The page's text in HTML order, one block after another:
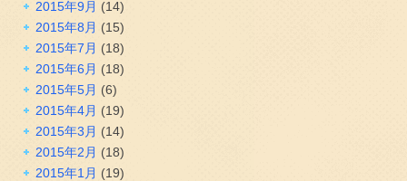
2015年9月 (14)
2015年8月 (15)
2015年7月 (18)
2015年6月 (18)
2015年5月 (6)
2015年4月 (19)
2015年3月 (14)
2015年2月 (18)
2015年1月 (19)